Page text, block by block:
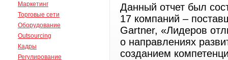
Маркетинг
Торговые сети
Оборудование
Outsourcing
Кадры
Регулирование
Данный отчет был
17 компаний –
Gartner, «Лидеров
о направлениях
созданием